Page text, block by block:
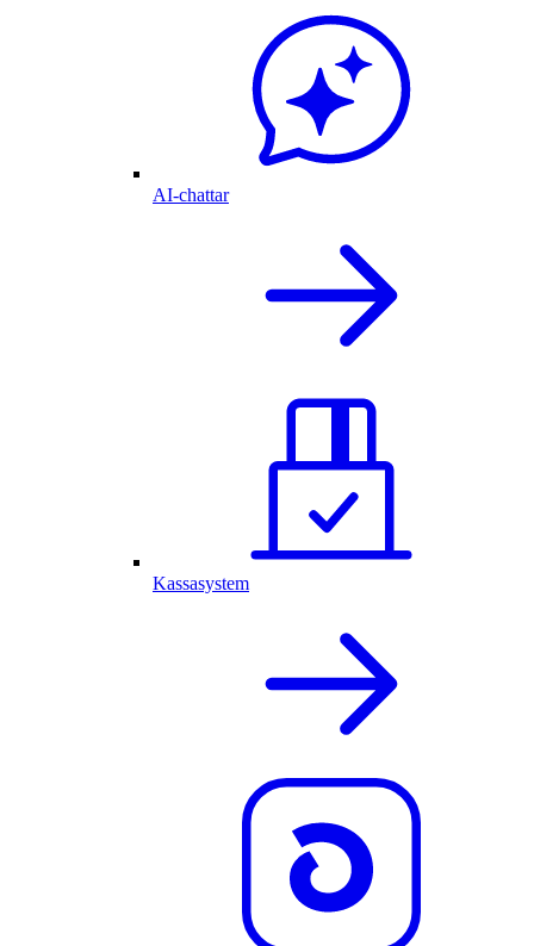
AI-chattar
Kassasystem